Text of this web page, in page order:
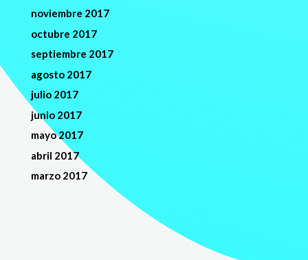
noviembre 2017
octubre 2017
septiembre 2017
agosto 2017
julio 2017
junio 2017
mayo 2017
abril 2017
marzo 2017